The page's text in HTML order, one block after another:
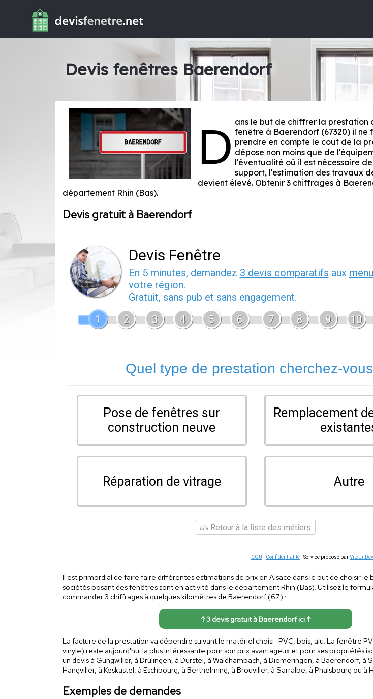
Devis fenêtres Baerendorf
D ans le but de chiffrer la prestation
fenêtre à Baerendorf (67320) il ne
prendre en compte le coût de la
dépose non moins que de
l'éventualité où il est nécessaire
support, l'estimation des travaux
devient élevé. Obtenir 3 chiffrages à
département Rhin (Bas).
Devis gratuit à Baerendorf
Devis Fenêtre
En 5 minutes, demandez 3 devis comparatifs aux
votre région.
Gratuit, sans pub et sans engagement.
1
2 3 4 5 6 7 8 9 10
Quel type de prestation cherchez-
Pose de fenêtres sur
construction neuve
Remplacement
Réparation de vitrage Autre
Retour à la liste des métiers
CGU - Confidentialité- Service proposé par
Il est primordial de faire faire différentes estimations de prix en Alsace dans le but de choisir le
sociétés posant des fenêtres sont en activité dans le département Rhin (Bas). Utilisez le
commander 3 chiffrages à quelques kilomètres de Baerendorf (67) :
↑ 3 devis gratuit à Baerendorf ici ↑
La facture de la prestation va dépendre suivant le matériel choisi : PVC, bois, alu. La fenêtre
vinyle) reste aujourd'hui la plus intéressante pour son prix avantageux et pour ses propriétés
un devis à Gungwiller, à Drulingen, à Durstel, à Waldhambach, à Diemeringen, à Baerendorf, à
Hangviller, à Keskastel, à Eschbourg, à Berthelming, à Brouviller, à Sarralbe, à Phalsbourg ou à
Exemples de demandes